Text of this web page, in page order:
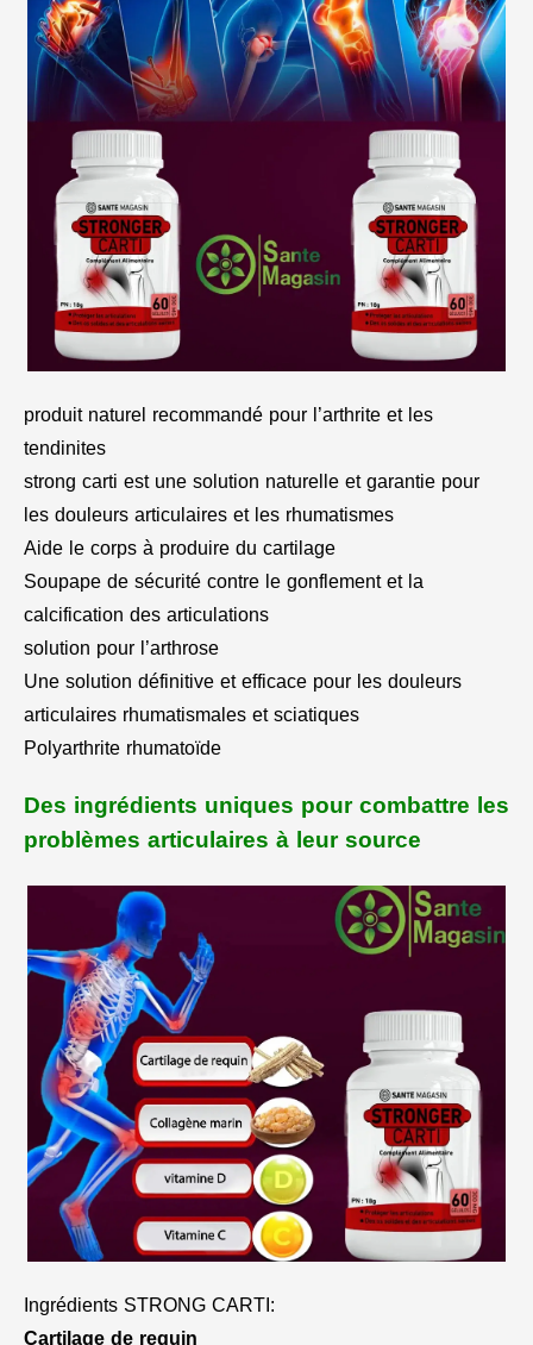
produit naturel recommandé pour l’arthrite et les
tendinites
strong carti est une solution naturelle et garantie pour
les douleurs articulaires et les rhumatismes
Aide le corps à produire du cartilage
Soupape de sécurité contre le gonflement et la
calcification des articulations
solution pour l’arthrose
Une solution définitive et efficace pour les douleurs
articulaires rhumatismales et sciatiques
Polyarthrite rhumatoïde
Des ingrédients uniques pour combattre les
problèmes articulaires à leur source
Ingrédients STRONG CARTI: